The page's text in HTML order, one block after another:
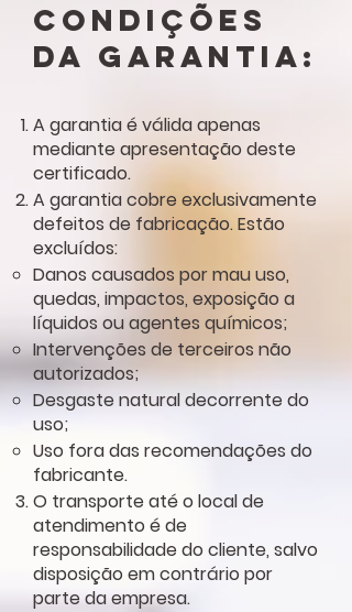
Condições
da Garantia:
A garantia é válida apenas
mediante apresentação deste
certificado.
A garantia cobre exclusivamente
defeitos de fabricação. Estão
excluídos:
Danos causados por mau uso,
quedas, impactos, exposição a
líquidos ou agentes químicos;
Intervenções de terceiros não
autorizados;
Desgaste natural decorrente do
uso;
Uso fora das recomendações do
fabricante.
O transporte até o local de
atendimento é de
responsabilidade do cliente, salvo
disposição em contrário por
parte da empresa.